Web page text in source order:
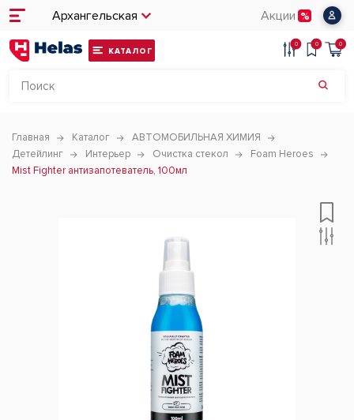
Архангельская Акции
КАТАЛОГ
0 0 0
Главная Каталог
АВТОМОБИЛЬНАЯ ХИМИЯ
Детейлинг
Интерьер Очистка стекол
Foam Heroes
Mist Fighter антизапотеватель, 100мл